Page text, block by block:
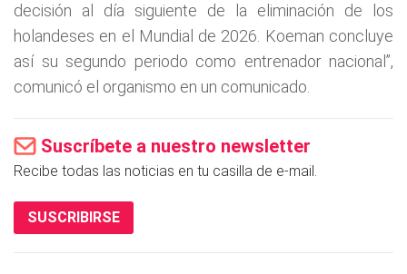
decisión al día siguiente de la eliminación de los
holandeses en el Mundial de 2026. Koeman concluye
así su segundo periodo como entrenador nacional”,
comunicó el organismo en un comunicado.
Suscríbete a nuestro newsletter
Recibe todas las noticias en tu casilla de e-mail.
SUSCRIBIRSE